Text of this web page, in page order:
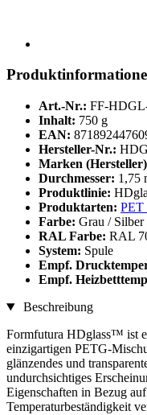
Art.-Nr.: FF-
Inhalt: 750 g
EAN:
Hersteller-Nr.:
Marken
Durchmesser: 1,75
Produktlinie:
Produktarten: PET
Farbe: Grau / Silber
RAL Farbe: RAL
System: Spule
Empf.
Empf.
Beschreibung
Formfutura HDglass™ ist
einzigartigen PETG-
glänzendes und
undurchsichtiges
Eigenschaften in Bezug
Temperaturbeständigkeit